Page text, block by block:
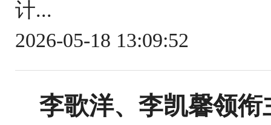
计...
2026-05-18 13:09:52
李歌洋、李凯馨领